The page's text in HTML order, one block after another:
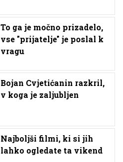
To ga je močno prizadelo,
vse "prijatelje" je poslal k
vragu
Bojan Cvjetićanin razkril,
v koga je zaljubljen
Najboljši filmi, ki si jih
lahko ogledate ta vikend